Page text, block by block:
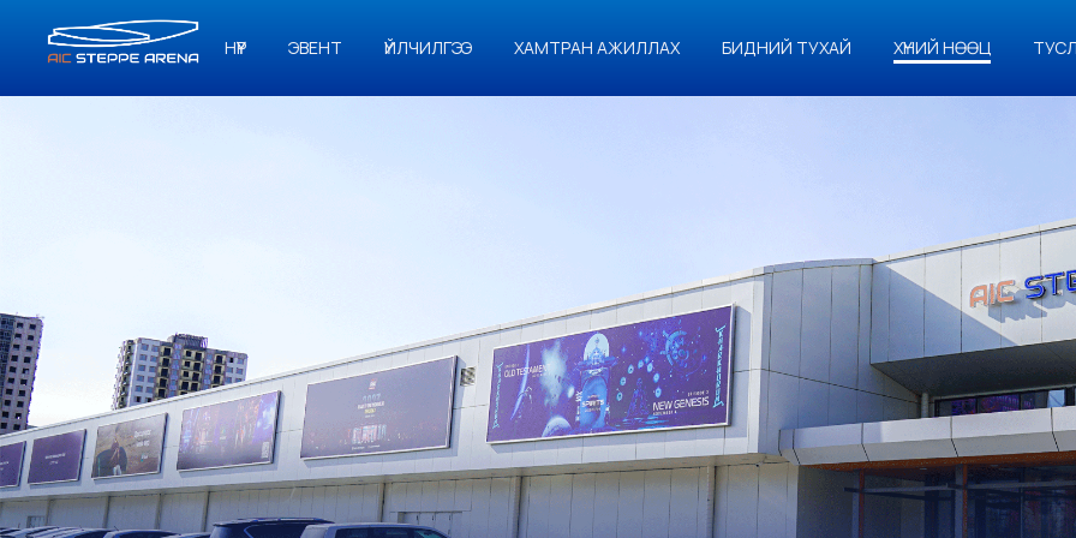
НҮҮР ЭВЕНТ ҮЙЛЧИЛГЭЭ ХАМТРАН АЖИЛЛАХ БИДНИЙ ТУХАЙ ХҮНИЙ НӨӨЦ